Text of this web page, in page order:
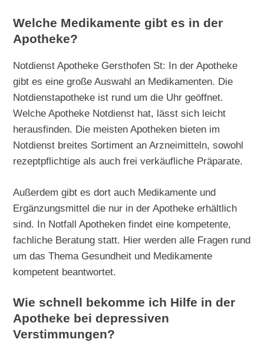
Welche Medikamente gibt es in der
Apotheke?
Notdienst Apotheke Gersthofen St: In der Apotheke
gibt es eine große Auswahl an Medikamenten. Die
Notdienstapotheke ist rund um die Uhr geöffnet.
Welche Apotheke Notdienst hat, lässt sich leicht
herausfinden. Die meisten Apotheken bieten im
Notdienst breites Sortiment an Arzneimitteln, sowohl
rezeptpflichtige als auch frei verkäufliche Präparate.
Außerdem gibt es dort auch Medikamente und
Ergänzungsmittel die nur in der Apotheke erhältlich
sind. In Notfall Apotheken findet eine kompetente,
fachliche Beratung statt. Hier werden alle Fragen rund
um das Thema Gesundheit und Medikamente
kompetent beantwortet.
Wie schnell bekomme ich Hilfe in der
Apotheke bei depressiven
Verstimmungen?